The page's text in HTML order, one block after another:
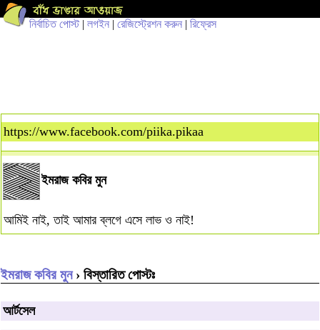
নির্বাচিত পোস্ট| লগইন | রেজিস্ট্রেশন করুন | রিফ্রেস
https://www.facebook.com/piika.pikaa
ইমরাজ কবির মুন
আমিই নাই, তাই আমার ব্লগে এসে লাভ ও নাই!
ইমরাজ কবির মুন› বিস্তারিত পোস্টঃ
আর্টসেল